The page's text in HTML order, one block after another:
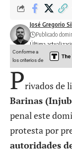
Última
José Gregorio
Publicado
Conforme a
los criterios de
Privados de
Barinas
penal este
protesta por
autoridades